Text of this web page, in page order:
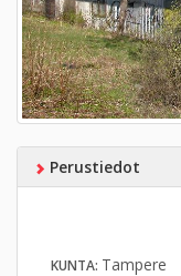
Perustiedot
KUNTA: Tampere